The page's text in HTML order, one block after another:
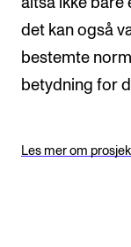
det kan også
bestemte
betydning for
Les mer om